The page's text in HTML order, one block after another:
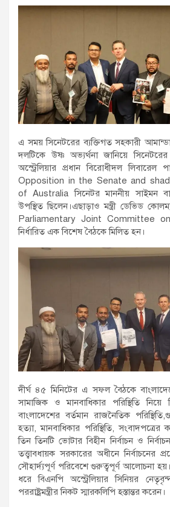
এ সময় সিনেটরের ব্যক্তিগত সহকারী
দলটিকে উষ্ণ অভ্যর্থনা জানিয়ে
অস্ট্রেলিয়ার প্রধান বিরোধীদল
Opposition in the Senate and
of Australia সিনেটর মাননীয় সাইমন
উপস্থিত ছিলেন।এছাড়াও মন্ত্রী ডেভিড
Parliamentary Joint Committee
নির্ধারিত এক বিশেষ বৈঠকে মিলিত হন।
দীর্ঘ ৪৫ মিনিটের এ সফল বৈঠকে
সামাজিক ও মানবাধিকার পরিস্থিতি নিয়ে
বাংলাদেশের বর্তমান রাজনৈতিক
হত্যা, মানবাধিকার পরিস্থিতি,
তিন তিনটি ভোটার বিহীন নির্বাচন ও
তত্ত্বাবধায়ক সরকারের অধীনে নির্বাচনের
সৌহার্দ্যপূর্ণ পরিবেশে গুরুত্বপূর্ণ আলোচনা
ধরে বিএনপি অস্ট্রেলিয়ার সিনিয়র
পররাষ্ট্রমন্ত্রীর নিকট স্মারকলিপি হস্তান্তর করেন।